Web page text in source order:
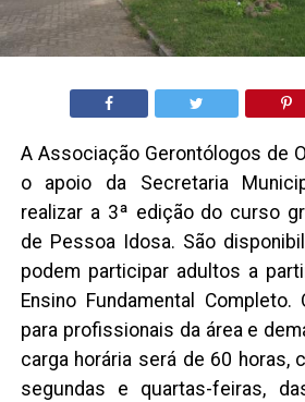
A Associação Gerontólogos de
o apoio da Secretaria
realizar a 3ª edição do curso
de Pessoa Idosa. São
podem participar adultos a
Ensino Fundamental
para profissionais da área e
carga horária será de 60 horas,
segundas e quartas-feiras,